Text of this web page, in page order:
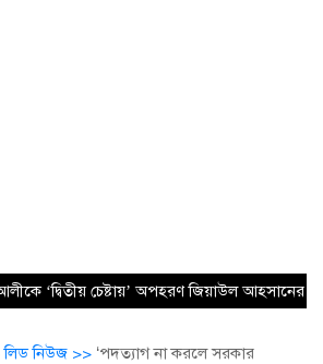
‘দ্বিতীয় চেষ্টায়’ অপহরণ জিয়াউল আহসানের
লিড নিউজ >> ‘পদত্যাগ না করলে সরকার